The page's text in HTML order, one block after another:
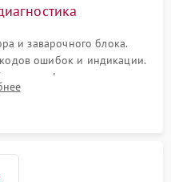
и заварочного блока.
ошибок и индикации.
и кофемолки на слух.
воды для выявления